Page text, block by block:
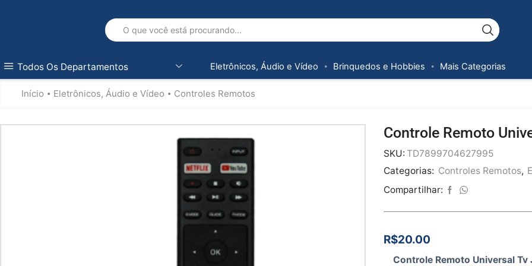
Todos Os Departamentos Eletrônicos, Áudio e Vídeo Brinquedos e Hobbies Mais Categorias
Início • Eletrônicos, Áudio e Vídeo • Controles Remotos
Controle Remoto
SKU: TD7899704627995
Categorias: Controles Remotos,
Compartilhar:
R$20.00
Controle Remoto Universal Tv